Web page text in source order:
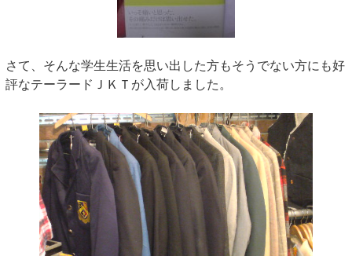
さて、そんな学生生活を思い出した方もそうでない方にも好
評なテーラードＪＫＴが入荷しました。